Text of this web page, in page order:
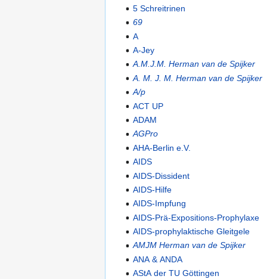
5 Schreitrinen
69
A
A-Jey
A.M.J.M. Herman van de Spijker
A. M. J. M. Herman van de Spijker
A/p
ACT UP
ADAM
AGPro
AHA-Berlin e.V.
AIDS
AIDS-Dissident
AIDS-Hilfe
AIDS-Impfung
AIDS-Prä-Expositions-Prophylaxe
AIDS-prophylaktische Gleitgele
AMJM Herman van de Spijker
ANA & ANDA
AStA der TU Göttingen